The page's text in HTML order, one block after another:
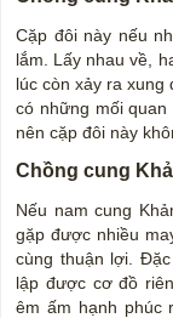
Cặp đôi này nếu
lắm. Lấy nhau về,
lúc còn xảy ra
có những mối
nên cặp đôi này
Chồng cung
Nếu nam cung
gặp được nhiều
cùng thuận lợi.
lập được cơ đồ
êm ấm hạnh phúc